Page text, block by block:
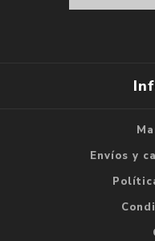
Envíos y